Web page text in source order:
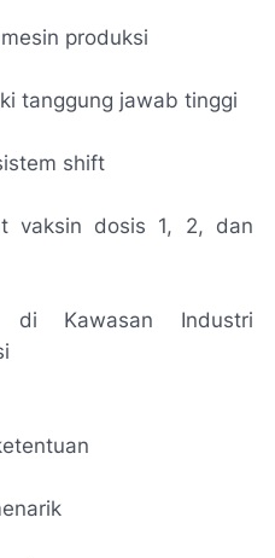
produksi
tanggung jawab tinggi
shift
vaksin dosis 1, 2, dan
di Kawasan Industri